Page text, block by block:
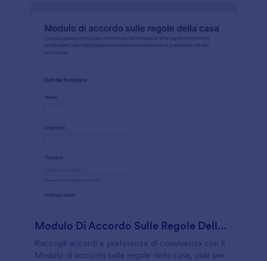
Modulo Di Accordo Sulle Regole Della Casa
Raccogli accordi e preferenze di convivenza con il
Modulo di accordo sulle regole della casa, utile per